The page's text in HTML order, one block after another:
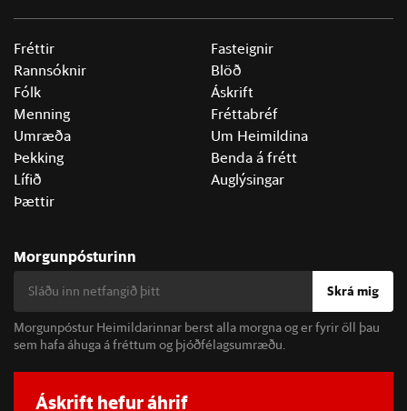
Fréttir
Rannsóknir
Fólk
Menning
Umræða
Þekking
Lífið
Þættir
Fasteignir
Blöð
Áskrift
Fréttabréf
Um Heimildina
Benda á frétt
Auglýsingar
Morgunpósturinn
Skrá mig
Morgunpóstur Heimildarinnar berst alla morgna og er fyrir öll þau
sem hafa áhuga á fréttum og þjóðfélagsumræðu.
Áskrift hefur áhrif